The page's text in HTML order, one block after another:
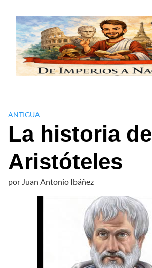
contenido
ANTIGUA
La historia de
Aristóteles
por Juan Antonio Ibáñez